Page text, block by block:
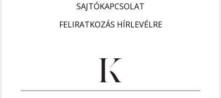
SAJTÓKAPCSOLAT
FELIRATKOZÁS HÍRLEVÉLRE